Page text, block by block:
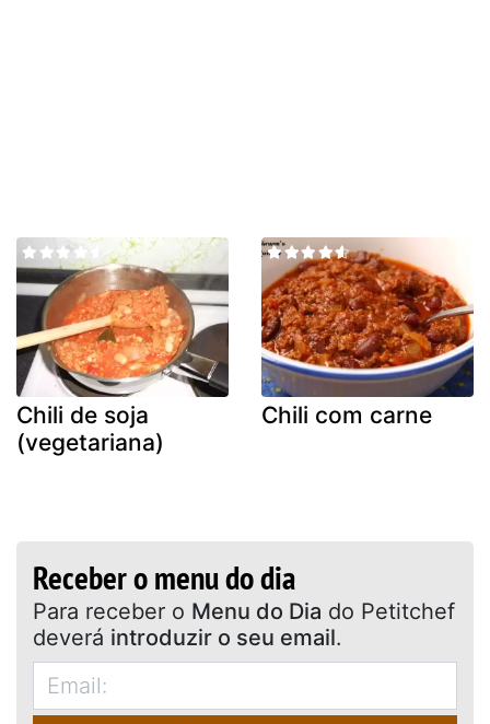
Chili de soja
(vegetariana)
Chili com carne
Receber o menu do dia
Para receber o Menu do Dia do Petitchef
deverá introduzir o seu email.